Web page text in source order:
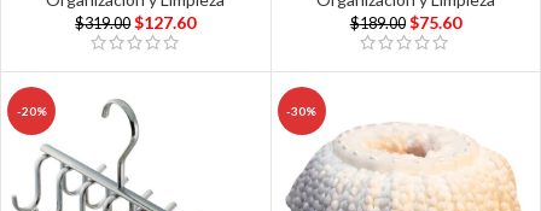
$319.00 $127.60 $189.00 $75.60
-20% -30%